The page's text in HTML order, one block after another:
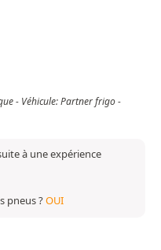
- Véhicule: Partner frigo -
à une expérience
pneus ?OUI